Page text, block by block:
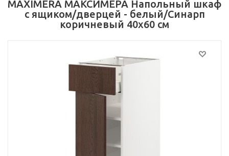
MAXIMERA МАКСИМЕРА Напольный шкаф
с ящиком/дверцей - белый/Синарп
коричневый 40x60 см